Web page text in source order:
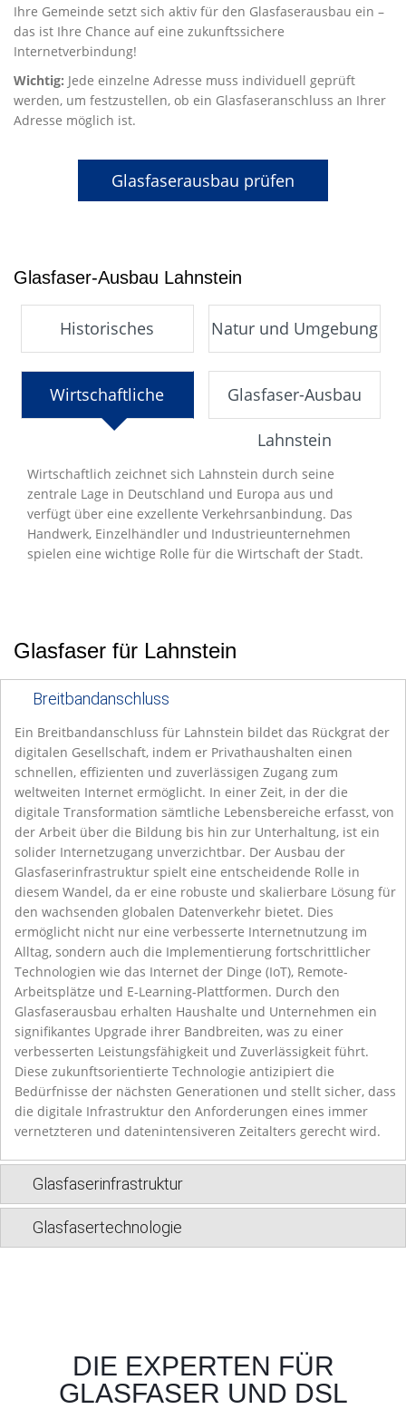
Ihre Gemeinde setzt sich aktiv für den Glasfaserausbau ein –
das ist Ihre Chance auf eine zukunftssichere
Internetverbindung!
Wichtig: Jede einzelne Adresse muss individuell geprüft
werden, um festzustellen, ob ein Glasfaseranschluss an Ihrer
Adresse möglich ist.
Glasfaserausbau prüfen
Glasfaser-Ausbau Lahnstein
Historisches Natur und Umgebung
Wirtschaftliche Glasfaser-Ausbau
Lahnstein
Wirtschaftlich zeichnet sich Lahnstein durch seine
zentrale Lage in Deutschland und Europa aus und
verfügt über eine exzellente Verkehrsanbindung. Das
Handwerk, Einzelhändler und Industrieunternehmen
spielen eine wichtige Rolle für die Wirtschaft der Stadt.
Glasfaser für Lahnstein
Breitbandanschluss
Ein Breitbandanschluss für Lahnstein bildet das Rückgrat der
digitalen Gesellschaft, indem er Privathaushalten einen
schnellen, effizienten und zuverlässigen Zugang zum
weltweiten Internet ermöglicht. In einer Zeit, in der die
digitale Transformation sämtliche Lebensbereiche erfasst, von
der Arbeit über die Bildung bis hin zur Unterhaltung, ist ein
solider Internetzugang unverzichtbar. Der Ausbau der
Glasfaserinfrastruktur spielt eine entscheidende Rolle in
diesem Wandel, da er eine robuste und skalierbare Lösung für
den wachsenden globalen Datenverkehr bietet. Dies
ermöglicht nicht nur eine verbesserte Internetnutzung im
Alltag, sondern auch die Implementierung fortschrittlicher
Technologien wie das Internet der Dinge (IoT), Remote-
Arbeitsplätze und E-Learning-Plattformen. Durch den
Glasfaserausbau erhalten Haushalte und Unternehmen ein
signifikantes Upgrade ihrer Bandbreiten, was zu einer
verbesserten Leistungsfähigkeit und Zuverlässigkeit führt.
Diese zukunftsorientierte Technologie antizipiert die
Bedürfnisse der nächsten Generationen und stellt sicher, dass
die digitale Infrastruktur den Anforderungen eines immer
vernetzteren und datenintensiveren Zeitalters gerecht wird.
Glasfaserinfrastruktur
Glasfasertechnologie
DIE EXPERTEN FÜR
GLASFASER UND DSL